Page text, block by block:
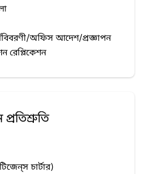
অফিস আদেশ/প্রজ্ঞাপন
রেপ্লিকেশন
প্রতিশ্রুতি
চার্টার)